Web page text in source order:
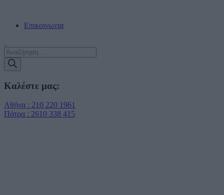
Επικοινωνια
Products
search
Καλέστε μας:
Αθήνα : 210 220 1961
Πάτρα : 2610 338 415